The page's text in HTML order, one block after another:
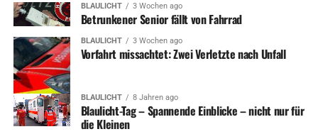
BLAULICHT 3 Wochen ago
Betrunkener Senior fällt von Fahrrad
BLAULICHT 3 Wochen ago
Vorfahrt missachtet: Zwei Verletzte nach Unfall
BLAULICHT 8 Jahren ago
Blaulicht-Tag – Spannende Einblicke – nicht nur für
die Kleinen